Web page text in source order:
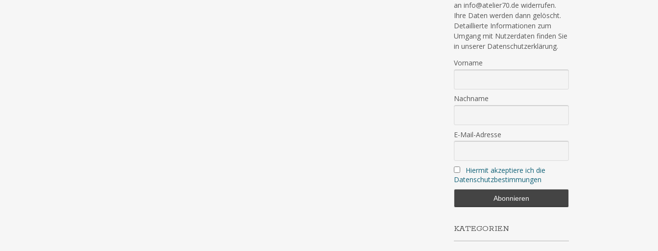
an info@atelier70.de widerrufen.
Ihre Daten werden dann gelöscht.
Detaillierte Informationen zum
Umgang mit Nutzerdaten finden Sie
in unserer Datenschutzerklärung.
Vorname
Nachname
E-Mail-Adresse
Hiermit akzeptiere ich die
Datenschutzbestimmungen
KATEGORIEN